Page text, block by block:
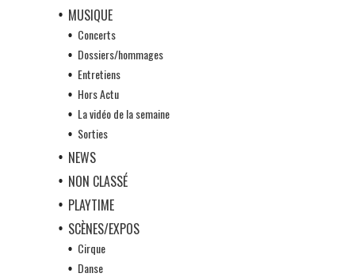
MUSIQUE
Concerts
Dossiers/hommages
Entretiens
Hors Actu
La vidéo de la semaine
Sorties
NEWS
NON CLASSÉ
PLAYTIME
SCÈNES/EXPOS
Cirque
Danse